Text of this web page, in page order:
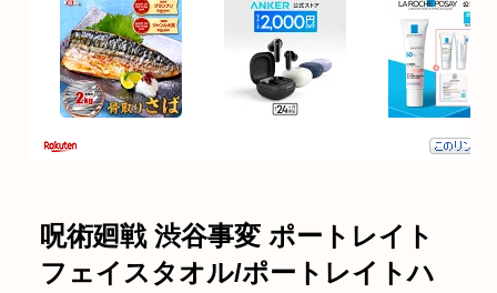
呪術廻戦 渋谷事変 ポートレイト
フェイスタオル/ポートレイトハ